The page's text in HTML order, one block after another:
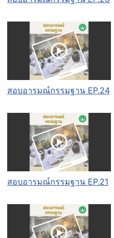
สอบอารมณ์กรรมฐาน EP.24
สอบอารมณ์กรรมฐาน EP.21